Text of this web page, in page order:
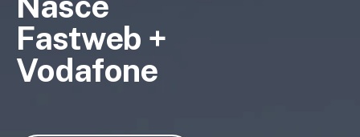
Fastweb +
Vodafone